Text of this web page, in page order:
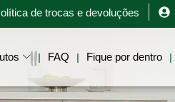
de trocas e devoluções
| FAQ | Fique por dentro |